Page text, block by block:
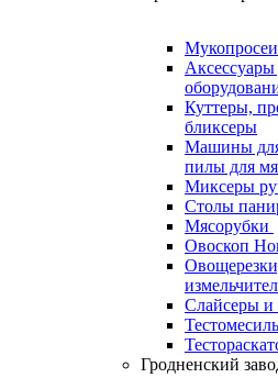
Аксессуары
Куттеры,
бликсеры
Машины
пилы для
Миксеры
Столы
Мясорубки
Овоскоп
Слайсеры и
Гродненский